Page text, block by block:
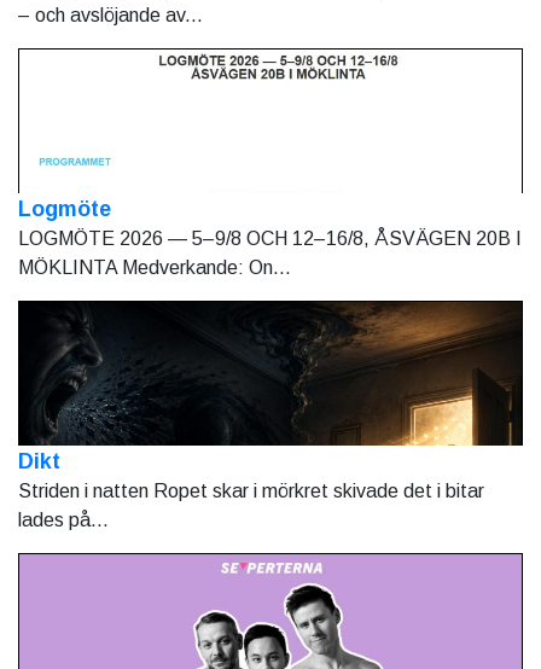
– och avslöjande av...
Logmöte
LOGMÖTE 2026 — 5–9/8 OCH 12–16/8, ÅSVÄGEN 20B I
MÖKLINTA Medverkande: On...
Dikt
Striden i natten Ropet skar i mörkret skivade det i bitar
lades på...